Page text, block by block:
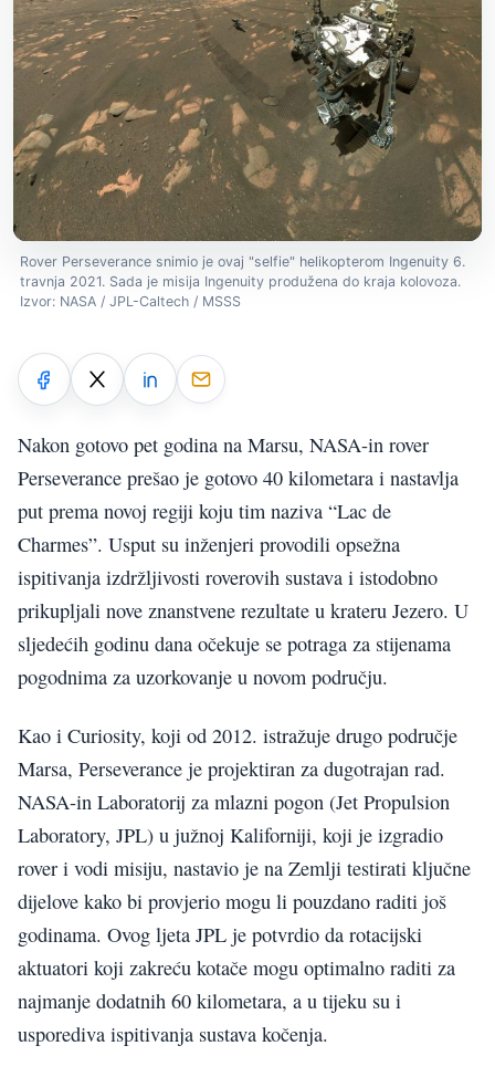
Rover Perseverance snimio je ovaj "selfie" helikopterom Ingenuity 6.
travnja 2021. Sada je misija Ingenuity produžena do kraja kolovoza.
Izvor: NASA / JPL-Caltech / MSSS
Nakon gotovo pet godina na Marsu, NASA-in rover
Perseverance prešao je gotovo 40 kilometara i nastavlja
put prema novoj regiji koju tim naziva “Lac de
Charmes”. Usput su inženjeri provodili opsežna
ispitivanja izdržljivosti roverovih sustava i istodobno
prikupljali nove znanstvene rezultate u krateru Jezero. U
sljedećih godinu dana očekuje se potraga za stijenama
pogodnima za uzorkovanje u novom području.
Kao i Curiosity, koji od 2012. istražuje drugo područje
Marsa, Perseverance je projektiran za dugotrajan rad.
NASA-in Laboratorij za mlazni pogon (Jet Propulsion
Laboratory, JPL) u južnoj Kaliforniji, koji je izgradio
rover i vodi misiju, nastavio je na Zemlji testirati ključne
dijelove kako bi provjerio mogu li pouzdano raditi još
godinama. Ovog ljeta JPL je potvrdio da rotacijski
aktuatori koji zakreću kotače mogu optimalno raditi za
najmanje dodatnih 60 kilometara, a u tijeku su i
usporediva ispitivanja sustava kočenja.